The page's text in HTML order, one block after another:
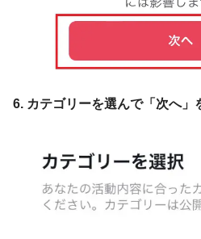
6. カテゴリーを選んで「次へ」